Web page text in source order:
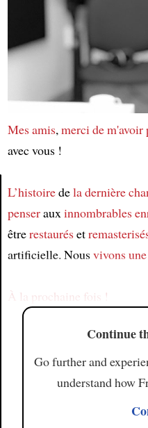
Article
Mes amis,merci de m'avoir
avec vous !
L’histoiredela dernière
penserauxinnombrables
êtrerestauréset
artificielle. Nousvivons
À la prochaine fois !
Continue
Go further and
understand how